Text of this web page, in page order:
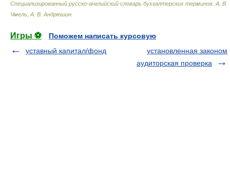
Специализированный русско-английский словарь бухгалтерских терминов А. В.
Чмель, А. В. Андрюшин
Игры ⚽
Поможем написать курсовую
уставный капитал/фонд
установленная законом
аудиторская проверка